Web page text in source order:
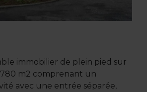
immobilier de plein pied sur
m2 comprenant un
avec une entrée séparée,